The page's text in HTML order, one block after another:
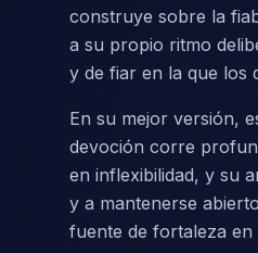
construye sobre la
a su propio ritmo
y de fiar en la que los
En su mejor versión,
devoción corre
en inflexibilidad, y su
y a mantenerse
fuente de fortaleza